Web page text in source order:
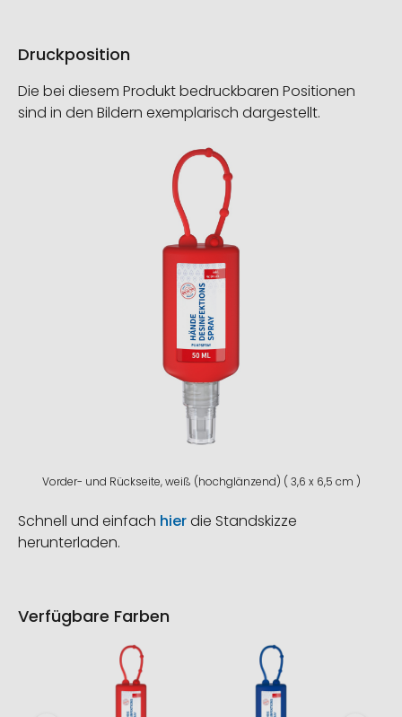
Druckposition
Die bei diesem Produkt bedruckbaren Positionen
sind in den Bildern exemplarisch dargestellt.
Vorder- und Rückseite, weiß (hochglänzend) ( 3,6 x 6,5 cm )
Schnell und einfach hierdie Standskizze
herunterladen.
Verfügbare Farben